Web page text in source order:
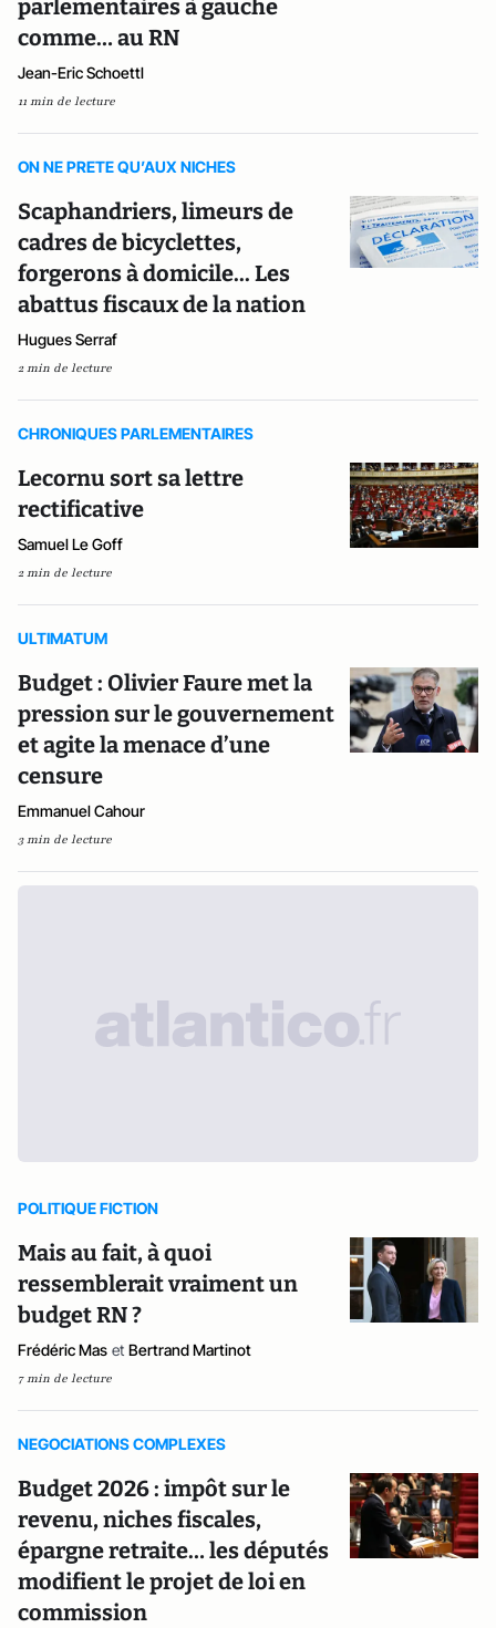
parlementaires à gauche
comme… au RN
Jean-Eric Schoettl
11 min de lecture
ON NE PRETE QU’AUX NICHES
Scaphandriers, limeurs de
cadres de bicyclettes,
forgerons à domicile... Les
abattus fiscaux de la nation
Hugues Serraf
2 min de lecture
CHRONIQUES PARLEMENTAIRES
Lecornu sort sa lettre
rectificative
Samuel Le Goff
2 min de lecture
ULTIMATUM
Budget : Olivier Faure met la
pression sur le gouvernement
et agite la menace d’une
censure
Emmanuel Cahour
3 min de lecture
POLITIQUE FICTION
Mais au fait, à quoi
ressemblerait vraiment un
budget RN ?
Frédéric Mas et Bertrand Martinot
7 min de lecture
NEGOCIATIONS COMPLEXES
Budget 2026 : impôt sur le
revenu, niches fiscales,
épargne retraite… les députés
modifient le projet de loi en
commission